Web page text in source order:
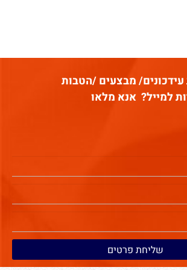
עידכונים/ מבצעים /הטבות
למייל? אנא מלאו